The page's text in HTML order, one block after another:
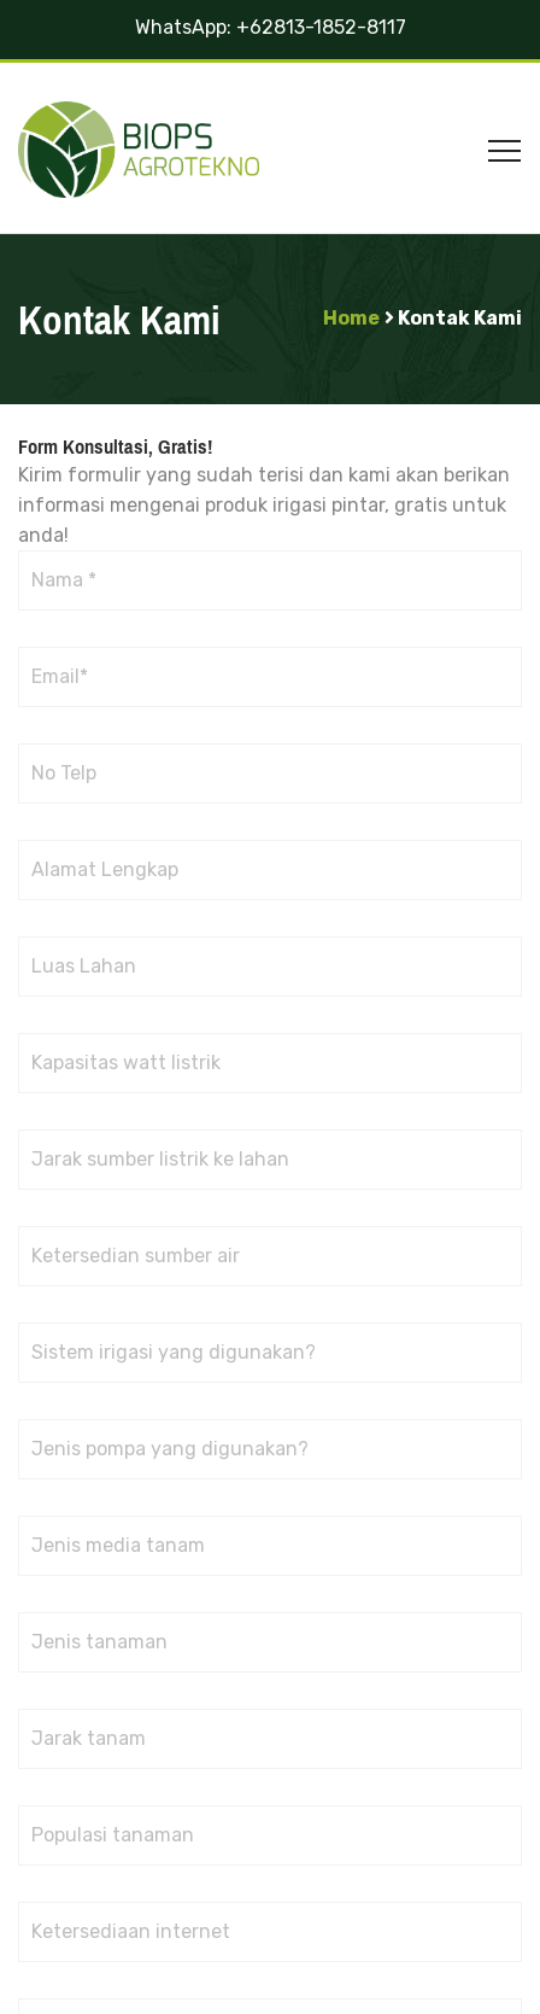
WhatsApp: +62813-1852-8117
Kontak Kami Home Kontak Kami
Form Konsultasi, Gratis!
Kirim formulir yang sudah terisi dan kami akan berikan
informasi mengenai produk irigasi pintar, gratis untuk
anda!